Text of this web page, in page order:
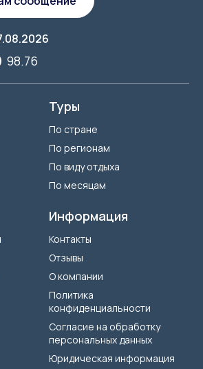
98.76
Туры
По стране
По регионам
По виду отдыха
По месяцам
Информация
Контакты
Отзывы
О компании
Политика
конфиденциальности
Согласие на обработку
персональных данных
Юридическая информация